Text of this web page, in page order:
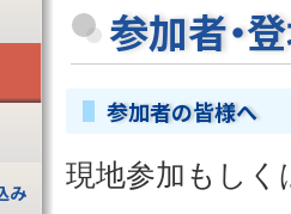
参加者・
参加者の皆様へ
現地参加もしく
み